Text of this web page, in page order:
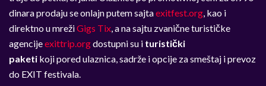
dinara prodaju se onlajn putem sajtaexitfest.org , kao i
direktno u mrežiGigs Tix , a na sajtu zvanične turističke
agencijeexittrip.orgdostupni su i turistički
paketi kojipored ulaznica, sadrže i opcije za smeštaj i prevoz
do EXIT festivala.